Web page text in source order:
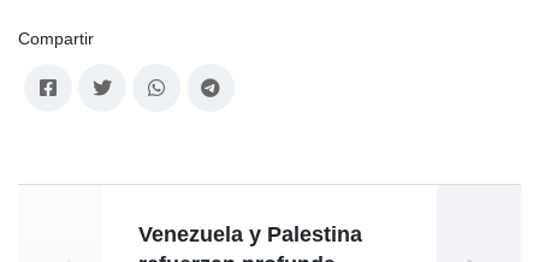
Compartir
Venezuela y Palestina